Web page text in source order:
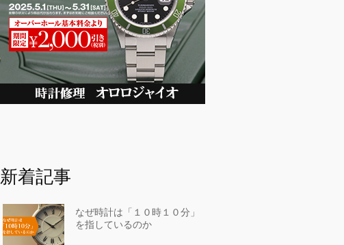
新着記事
なぜ時計は「１０時１０分」
を指しているのか